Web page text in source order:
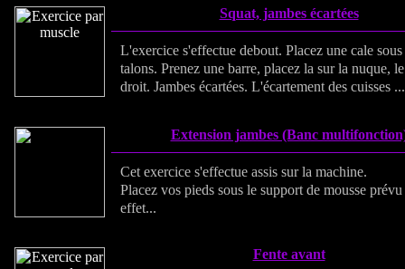
Squat, jambes écartées
L'exercice s'effectue debout. Placez une cale
talons. Prenez une barre, placez la sur la nuque,
droit. Jambes écartées. L'écartement des cuisses ...
Extension jambes (Banc
Cet exercice s'effectue assis sur la machine.
Placez vos pieds sous le support de mousse prévu
effet...
Fente avant